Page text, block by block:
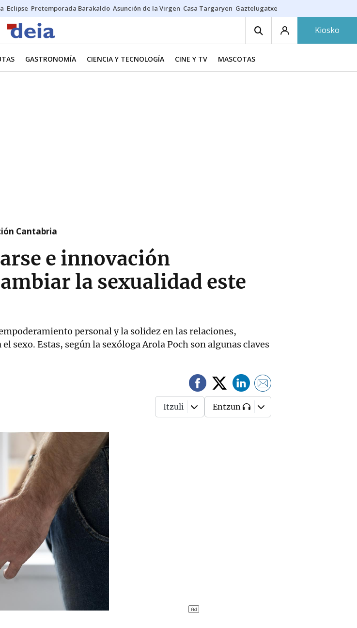
Eclipse Pretemporada Barakaldo Asunción de la Virgen Casa Targaryen Gaztelugatxe
Kiosko
GASTRONOMÍA CIENCIA Y TECNOLOGÍA CINE Y TV MASCOTAS
Cantabria
e innovación
la sexualidad este
personal y la solidez en las relaciones,
sexo. Estas, según la sexóloga Arola Poch son algunas claves
Itzuli Entzun